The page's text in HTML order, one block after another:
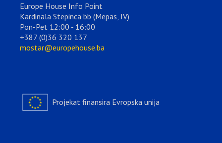
Europe House Info Point
Kardinala Stepinca bb (Mepas, IV)
Pon-Pet 12:00 - 16:00
+387 (0)36 320 137
mostar@europehouse.ba
Projekat finansira Evropska unija